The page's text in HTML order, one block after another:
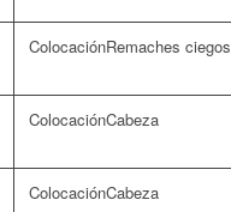
Remaches ciegos
Cabeza
Cabeza